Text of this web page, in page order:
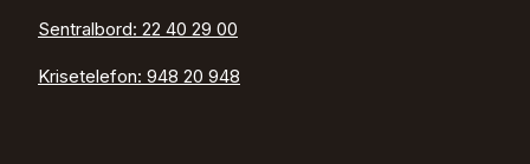
Sentralbord: 22 40 29 00
Krisetelefon: 948 20 948